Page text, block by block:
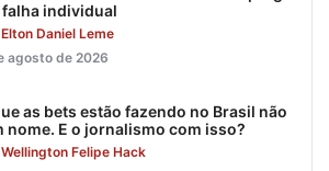
falha individual
Elton Daniel Leme
agosto de 2026
as bets estão fazendo no Brasil não
nome. E o jornalismo com isso?
Wellington Felipe Hack